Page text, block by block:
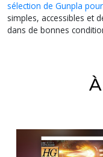
sélection de Gunpla
simples, accessibles et
dans de bonnes